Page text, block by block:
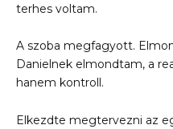
terhes voltam.
A szoba megfagyott.
Danielnek elmondtam, a
hanem kontroll.
Elkezdte megtervezni az